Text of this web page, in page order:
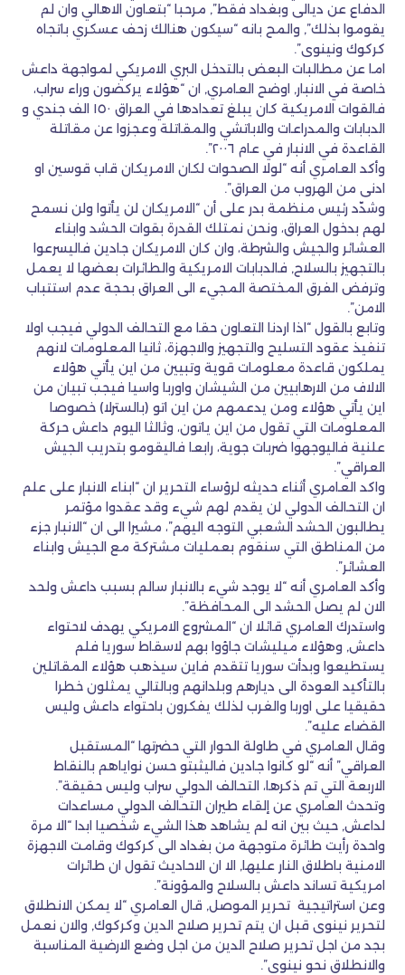
الدفاع عن ديالى وبغداد فقط”, مرحبا “بتعاون الاهالي وان لم
يقوموا بذلك”, والمح بانه “سيكون هنالك زحف عسكري باتجاه
كركوك ونينوى”.
اما عن مطالبات البعض بالتدخل البري الامريكي لمواجهة داعش
خاصة في الانبار, اوضح العامري, ان “هؤلاء يركضون وراء سراب،
فالقوات الامريكية كان يبلغ تعدادها في العراق ١٥٠ الف جندي و
الدبابات والمدراعات والاباتشي والمقاتلة وعجزوا عن مقاتلة
القاعدة في الانبار في عام ٢٠٠٦”.
وأكد العامري أنه “لولا الصحوات لكان الامريكان قاب قوسين او
ادنى من الهروب من العراق”.
وشدّد رئيس منظمة بدر على أن “الامريكان لن يأتوا ولن نسمح
لهم بدخول العراق، ونحن نمتلك القدرة بقوات الحشد وابناء
العشائر والجيش والشرطة، وان كان الامريكان جادين فاليسرعوا
بالتجهيز بالسلاح, فالدبابات الامريكية والطائرات بعضها لا يعمل
وترفض الفرق المختصة المجيء الى العراق بحجة عدم استتباب
الامن”.
وتابع بالقول “اذا اردنا التعاون حقا مع التحالف الدولي فيجب اولا
تنفيذ عقود التسليح والتجهيز والاجهزة، ثانيا المعلومات لانهم
يملكون قاعدة معلومات قوية وتبيين من اين يأتي هؤلاء
الالاف من الارهابيين من الشيشان واوربا واسيا فيجب تبيان من
اين يأتي هؤلاء ومن يدعمهم من اين اتو (بالسترلا) خصوصا
المعلومات التي تقول من اين ياتون، وثالثا اليوم داعش حركة
علنية فاليوجهوا ضربات جوية، رابعا فاليقومو بتدريب الجيش
العراقي”.
واكد العامري أثناء حديثه لرؤساء التحرير ان “ابناء الانبار على علم
ان التحالف الدولي لن يقدم لهم شيء وقد عقدوا مؤتمر
يطالبون الحشد الشعبي التوجه اليهم”، مشيرا الى ان “الانبار جزء
من المناطق التي سنقوم بعمليات مشتركة مع الجيش وابناء
العشائر”.
وأكد العامري أنه “لا يوجد شيء بالانبار سالم بسبب داعش ولحد
الان لم يصل الحشد الى المحافظة”.
واستدرك العامري قائلا ان “المشروع الامريكي يهدف لاحتواء
داعش, وهؤلاء ميليشات جاؤوا بهم لاسقاط سوريا فلم
يستطيعوا وبدأت سوريا تتقدم فاين سيذهب هؤلاء المقاتلين
بالتأكيد العودة الى ديارهم وبلدانهم وبالتالي يمثلون خطرا
حقيقيا على اوربا والغرب لذلك يفكرون باحتواء داعش وليس
القضاء عليه”.
وقال العامري في طاولة الحوار التي حضرتها “المستقبل
العراقي” أنه “لو كانوا جادين فاليثبتو حسن نواياهم بالنقاط
الاربعة التي تم ذكرها، التحالف الدولي سراب وليس حقيقة”.
وتحدث العامري عن إلقاء طيران التحالف الدولي مساعدات
لداعش, حيث بين انه لم يشاهد هذا الشيء شخصيا ابدا “الا مرة
واحدة رأيت طائرة متوجهة من بغداد الى كركوك وقامت الاجهزة
الامنية باطلاق النار عليها, الا ان الاحاديث تقول ان طائرات
امريكية تساند داعش بالسلاح والمؤونة”.
وعن استراتيجية تحرير الموصل, قال العامري “لا يمكن الانطلاق
لتحرير نينوى قبل ان يتم تحرير صلاح الدين وكركوك, والان نعمل
بجد من اجل تحرير صلاح الدين من اجل وضع الارضية المناسبة
والانطلاق نحو نينوى”.